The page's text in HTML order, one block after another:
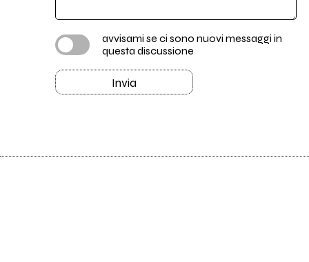
avvisami se ci sono nuovi messaggi in
questa discussione
Invia